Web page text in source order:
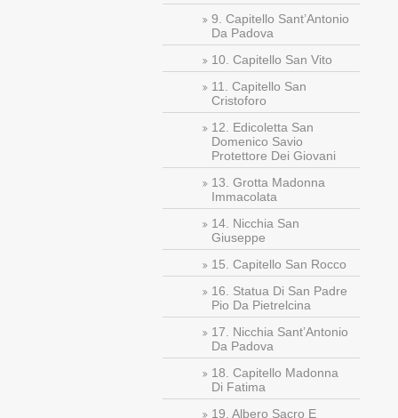
9. Capitello Sant’Antonio
Da Padova
10. Capitello San Vito
11. Capitello San
Cristoforo
12. Edicoletta San
Domenico Savio
Protettore Dei Giovani
13. Grotta Madonna
Immacolata
14. Nicchia San
Giuseppe
15. Capitello San Rocco
16. Statua Di San Padre
Pio Da Pietrelcina
17. Nicchia Sant’Antonio
Da Padova
18. Capitello Madonna
Di Fatima
19. Albero Sacro E